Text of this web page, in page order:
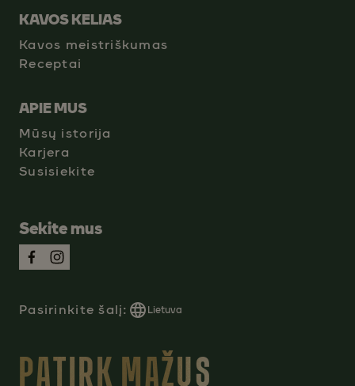
KAVOS KELIAS
Kavos meistriškumas
Receptai
APIE MUS
Mūsų istorija
Karjera
Susisiekite
Sekite mus
Pasirinkite šalį: Lietuva
PATIRK MAŽUS